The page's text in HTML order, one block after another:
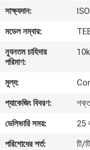
কারখানা
ভ্রমণ
নিয়ন্ত্রণ
যোগাযোগ
করুন
সাক্ষ্যদান:
মডেল নম্বার:
ন্যূনতম চাহিদার
পরিমাণ:
মূল্য:
প্যাকেজিং বিবরণ:
ডেলিভারি সময়:
25
পরিশোধের শর্ত:
টি/